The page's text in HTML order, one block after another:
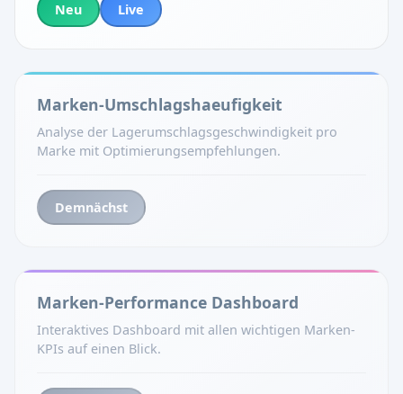
Neu Live
Marken-Umschlagshaeufigkeit
Analyse der Lagerumschlagsgeschwindigkeit pro
Marke mit Optimierungsempfehlungen.
Demnächst
Marken-Performance Dashboard
Interaktives Dashboard mit allen wichtigen Marken-
KPIs auf einen Blick.